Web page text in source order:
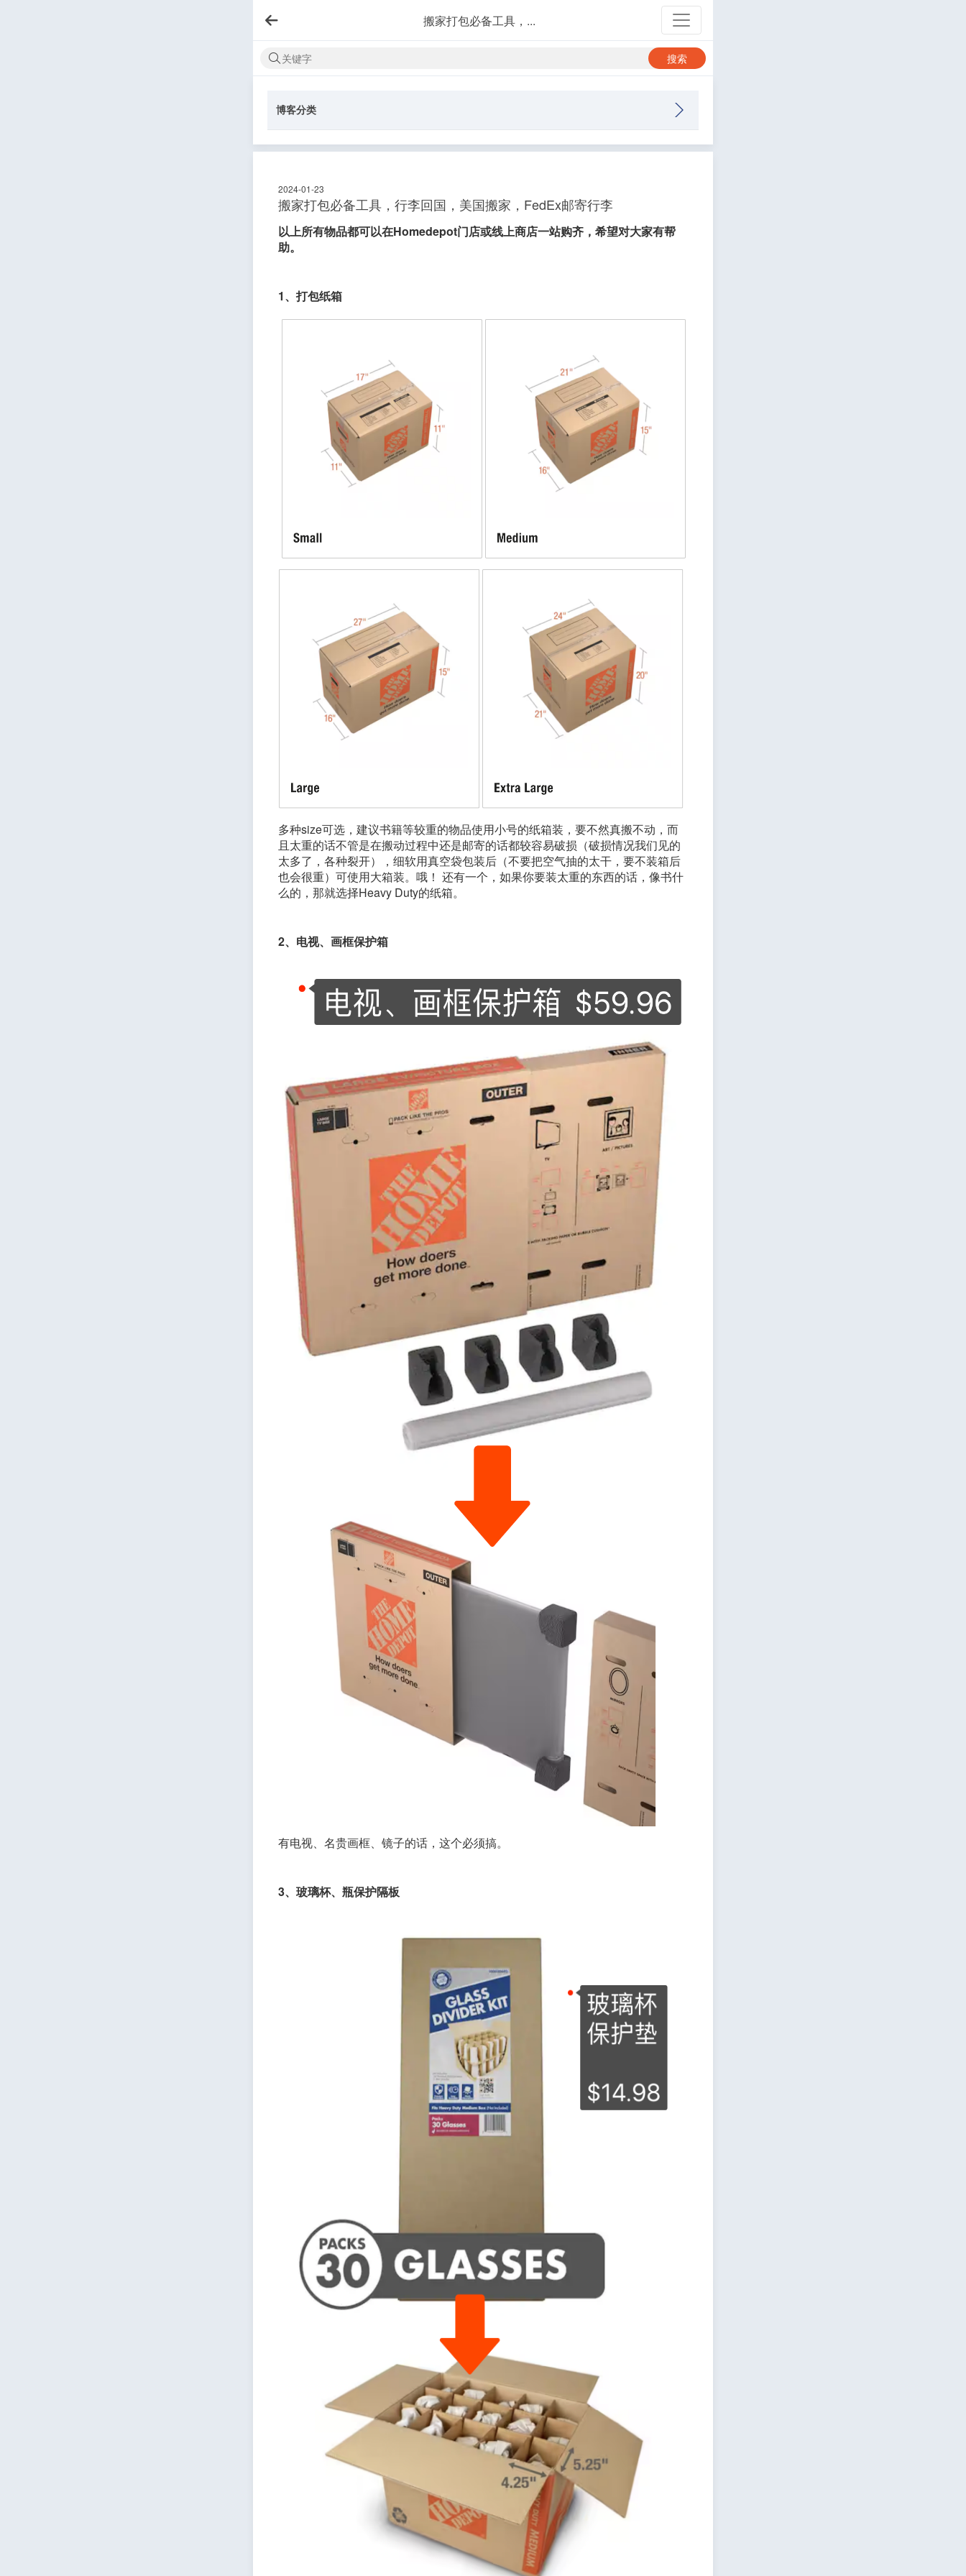
搬家打包必备工具，...
搜索
博客分类
2024-01-23
搬家打包必备工具，行李回国，美国搬家，FedEx邮寄行李
以上所有物品都可以在Homedepot门店或线上商店一站购齐，希望对大家有帮
助。
1、打包纸箱
多种size可选，建议书籍等较重的物品使用小号的纸箱装，要不然真搬不动，而
且太重的话不管是在搬动过程中还是邮寄的话都较容易破损（破损情况我们见的
太多了，各种裂开），细软用真空袋包装后（不要把空气抽的太干，要不装箱后
也会很重）可使用大箱装。哦！ 还有一个，如果你要装太重的东西的话，像书什
么的，那就选择Heavy Duty的纸箱。
2、电视、画框保护箱
有电视、名贵画框、镜子的话，这个必须搞。
3、玻璃杯、瓶保护隔板